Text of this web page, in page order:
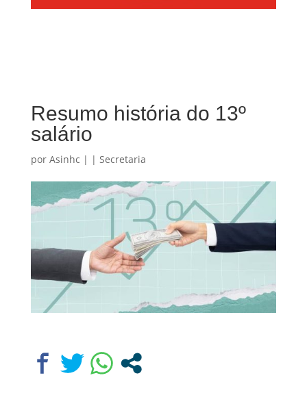
Resumo história do 13º
salário
por Asinhc | | Secretaria